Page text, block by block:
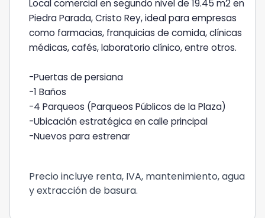
Local comercial en segundo nivel de 19.45 m2 en
Piedra Parada, Cristo Rey, ideal para empresas
como farmacias, franquicias de comida, clínicas
médicas, cafés, laboratorio clínico, entre otros.
-Puertas de persiana
-1 Baños
-4 Parqueos (Parqueos Públicos de la Plaza)
-Ubicación estratégica en calle principal
-Nuevos para estrenar
Precio incluye renta, IVA, mantenimiento, agua
y extracción de basura.